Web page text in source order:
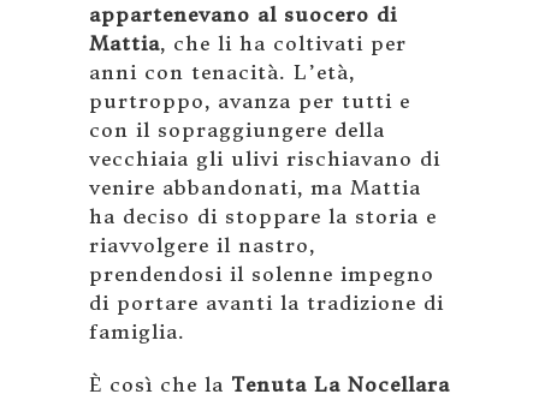
appartenevano al suocero di
Mattia, che li ha coltivati per
anni con tenacità. L’età,
purtroppo, avanza per tutti e
con il sopraggiungere della
vecchiaia gli ulivi rischiavano di
venire abbandonati, ma Mattia
ha deciso di stoppare la storia e
riavvolgere il nastro,
prendendosi il solenne impegno
di portare avanti la tradizione di
famiglia.
È così che la Tenuta La Nocellara